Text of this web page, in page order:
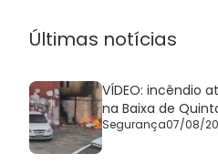
Últimas notícias
VÍDEO: incêndio
na Baixa de
Segurança07/08/